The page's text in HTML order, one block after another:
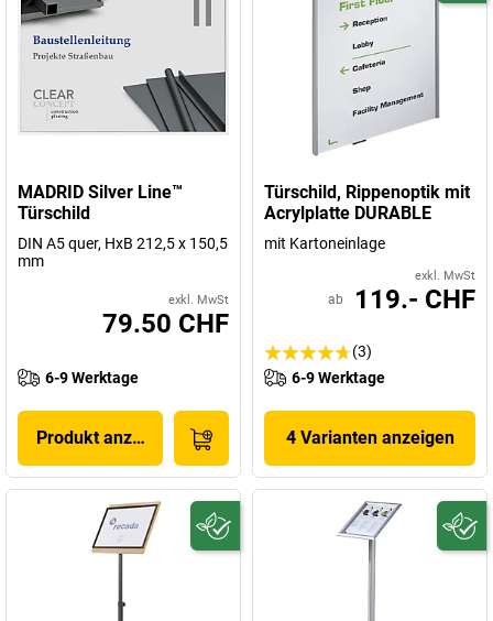
MADRID Silver Line™
Türschild
DIN A5 quer, HxB 212,5 x 150,5
mm
exkl. MwSt
79.50 CHF
6-9 Werktage
Produkt anzeigen
Türschild, Rippenoptik mit
Acrylplatte DURABLE
mit Kartoneinlage
exkl. MwSt
ab 119.- CHF
(3)
6-9 Werktage
4 Varianten anzeigen